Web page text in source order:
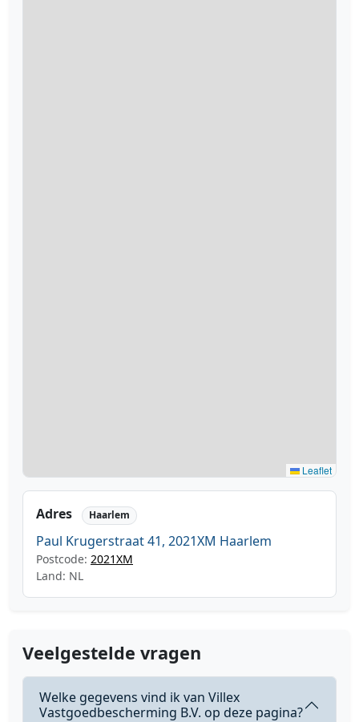
Leaflet
Adres Haarlem
Paul Krugerstraat 41, 2021XM Haarlem
Postcode: 2021XM
Land: NL
Veelgestelde vragen
Welke gegevens vind ik van Villex
Vastgoedbescherming B.V. op deze pagina?